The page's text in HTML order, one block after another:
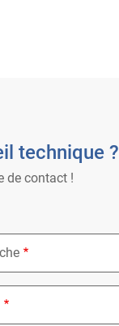
technique ?
de contact !
selected